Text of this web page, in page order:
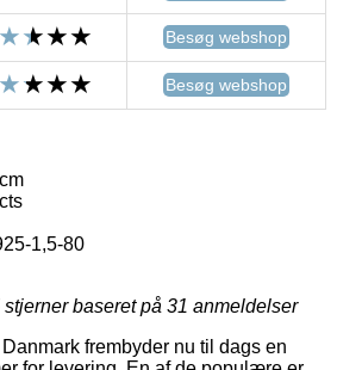
Besøg webshop
Besøg webshop
1,5-80
stjerner baseret på 31 anmeldelser
frembyder nu til dags en